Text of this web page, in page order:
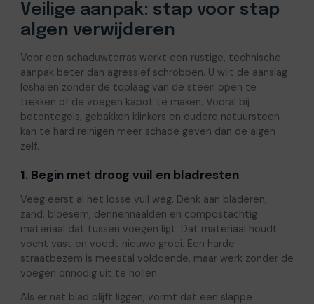
Veilige aanpak: stap voor stap
algen verwijderen
Voor een schaduwterras werkt een rustige, technische
aanpak beter dan agressief schrobben. U wilt de aanslag
loshalen zonder de toplaag van de steen open te
trekken of de voegen kapot te maken. Vooral bij
betontegels, gebakken klinkers en oudere natuursteen
kan te hard reinigen meer schade geven dan de algen
zelf.
1. Begin met droog vuil en bladresten
Veeg eerst al het losse vuil weg. Denk aan bladeren,
zand, bloesem, dennennaalden en compostachtig
materiaal dat tussen voegen ligt. Dat materiaal houdt
vocht vast en voedt nieuwe groei. Een harde
straatbezem is meestal voldoende, maar werk zonder de
voegen onnodig uit te hollen.
Als er nat blad blijft liggen, vormt dat een slappe